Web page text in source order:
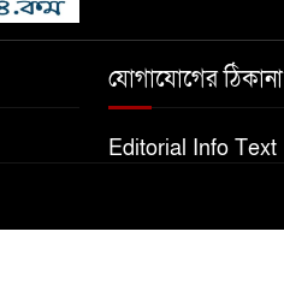
যোগাযোগের ঠিকানা
Editorial Info Text